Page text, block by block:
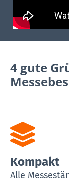
4 gute
Kompakt
Alle